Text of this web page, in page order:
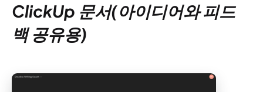
ClickUp 문서(아이디어와 피드
백 공유용)